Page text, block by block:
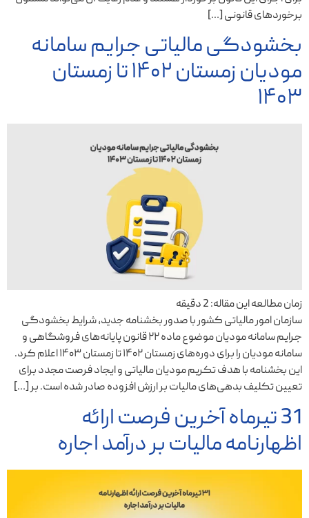
برخوردهای قانونی […]
بخشودگی مالیاتی جرایم سامانه
مودیان زمستان ۱۴۰۲ تا زمستان
۱۴۰۳
زمان مطالعه این مقاله:2دقیقه
سازمان امور مالیاتی کشور با صدور بخشنامه جدید، شرایط بخشودگی
جرایم سامانه مودیان موضوع ماده ۲۲ قانون پایانه‌های فروشگاهی و
سامانه مودیان را برای دوره‌های زمستان ۱۴۰۲ تا زمستان ۱۴۰۳ اعلام کرد.
این بخشنامه با هدف تکریم مودیان مالیاتی و ایجاد فرصت مجدد برای
تعیین تکلیف بدهی‌های مالیات بر ارزش افزوده صادر شده است. بر […]
31 تیرماه آخرین فرصت ارائه
اظهارنامه مالیات بر درآمد اجاره